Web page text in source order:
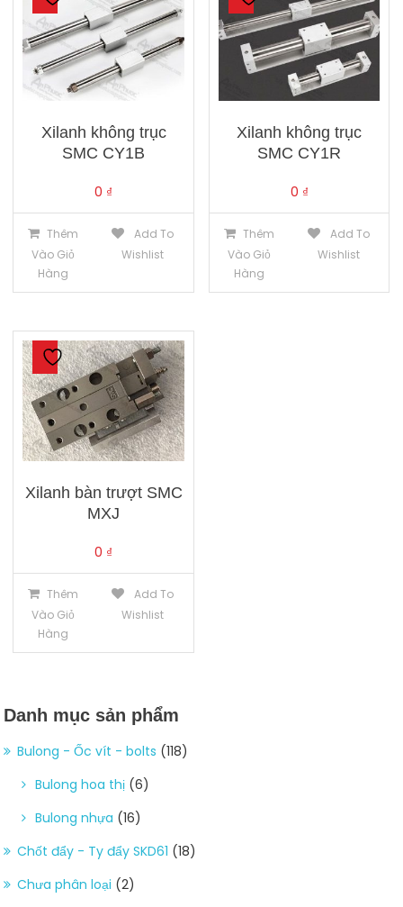
Xilanh không trục
SMC CY1B
0 ₫
Thêm
Vào Giỏ
Hàng
Add To
Wishlist
Xilanh không trục
SMC CY1R
0 ₫
Thêm
Vào Giỏ
Hàng
Add To
Wishlist
Xilanh bàn trượt SMC
MXJ
0 ₫
Thêm
Vào Giỏ
Hàng
Add To
Wishlist
Danh mục sản phẩm
Bulong - Ốc vít - bolts (118)
Bulong hoa thị (6)
Bulong nhựa (16)
Chốt đẩy - Ty đẩy SKD61 (18)
Chưa phân loại (2)